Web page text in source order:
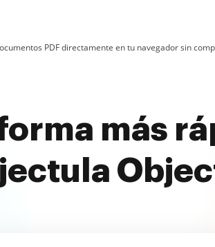
PDF directamente en tu navegador sin
más